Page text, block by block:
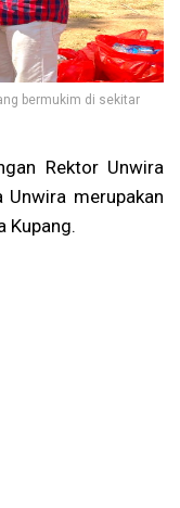
bermukim di sekitar
Rektor Unwira
Unwira merupakan
Kupang.